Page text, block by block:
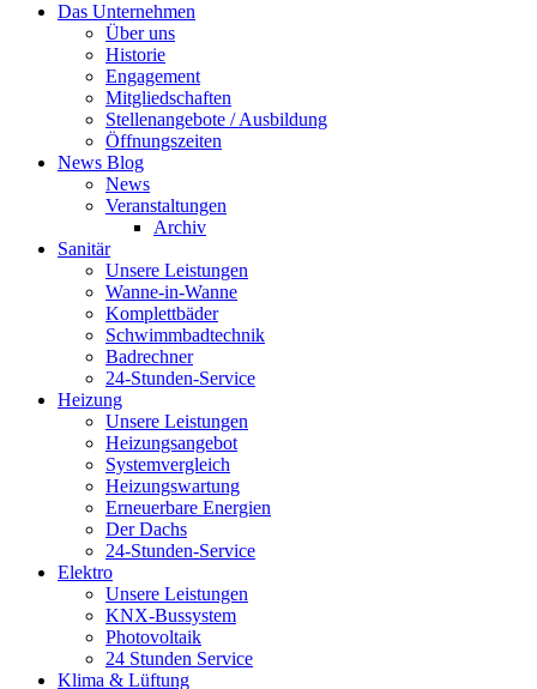
Das Unternehmen
Über uns
Historie
Engagement
Mitgliedschaften
Stellenangebote / Ausbildung
Öffnungszeiten
News Blog
News
Veranstaltungen
Archiv
Sanitär
Unsere Leistungen
Wanne-in-Wanne
Komplettbäder
Schwimmbadtechnik
Badrechner
24-Stunden-Service
Heizung
Unsere Leistungen
Heizungsangebot
Systemvergleich
Heizungswartung
Erneuerbare Energien
Der Dachs
24-Stunden-Service
Elektro
Unsere Leistungen
KNX-Bussystem
Photovoltaik
24 Stunden Service
Klima & Lüftung